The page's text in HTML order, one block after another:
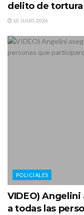
delito de
10 JULIO, 2026
POLICIALES
VIDEO)
a todas las